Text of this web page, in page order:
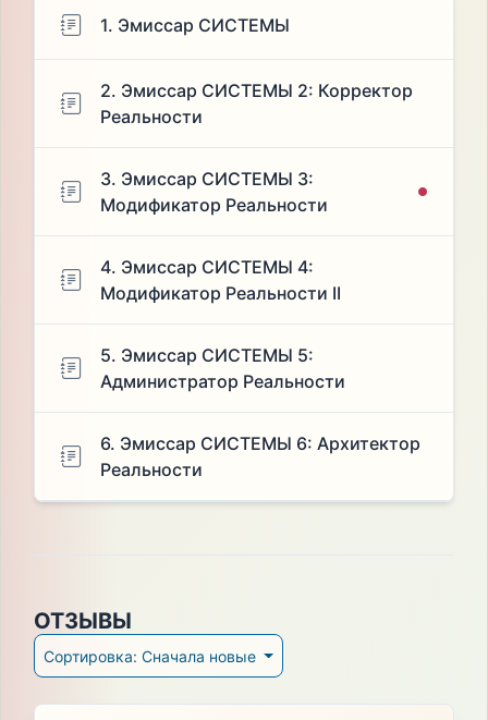
1. Эмиссар СИСТЕМЫ
2. Эмиссар СИСТЕМЫ 2: Корректор
Реальности
3. Эмиссар СИСТЕМЫ 3:
Модификатор Реальности
4. Эмиссар СИСТЕМЫ 4:
Модификатор Реальности II
5. Эмиссар СИСТЕМЫ 5:
Администратор Реальности
6. Эмиссар СИСТЕМЫ 6: Архитектор
Реальности
ОТЗЫВЫ
Сортировка: Сначала новые